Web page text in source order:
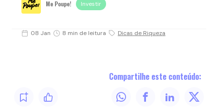
Me Poupe! Investir
08 Jan 8 min de leitura Dicas de Riqueza
Compartilhe este conteúdo: